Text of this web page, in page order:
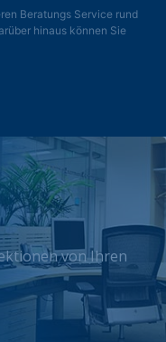
Beratungs Service rund
hinaus können Sie
von Ihren